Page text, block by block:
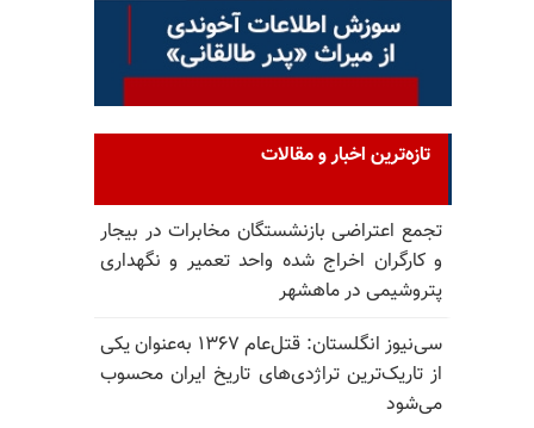
تازه‌ترین اخبار و مقالات
تجمع اعتراضی بازنشستگان مخابرات در بیجار
و کارگران اخراج شده واحد تعمیر و نگهداری
پتروشیمی در ماهشهر
سی‌نیوز انگلستان: قتل‌عام ۱۳۶۷ به‌عنوان یکی
از تاریک‌ترین تراژدی‌های تاریخ ایران محسوب
می‌شود